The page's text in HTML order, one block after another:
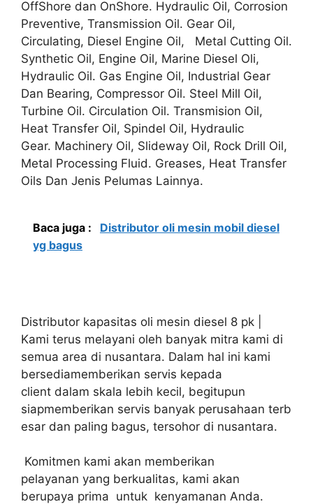
OffShore dan OnShore. Hydraulic Oil, Corrosion
Preventive, Transmission Oil. Gear Oil,
Circulating, Diesel Engine Oil, Metal Cutting Oil.
Synthetic Oil, Engine Oil, Marine Diesel Oli,
Hydraulic Oil. Gas Engine Oil, Industrial Gear
Dan Bearing, Compressor Oil. Steel Mill Oil,
Turbine Oil. Circulation Oil. Transmision Oil,
Heat Transfer Oil, Spindel Oil, Hydraulic
Gear. Machinery Oil, Slideway Oil, Rock Drill Oil,
Metal Processing Fluid. Greases, Heat Transfer
Oils Dan Jenis Pelumas Lainnya.
Baca juga :
Distributor oli mesin mobil diesel
yg bagus
Distributor kapasitas oli mesin diesel 8 pk |
Kami terus melayani oleh banyak mitra kami di
semua area di nusantara. Dalam hal ini kami
bersediamemberikan servis kepada
client dalam skala lebih kecil, begitupun
siapmemberikan servis banyak perusahaan terb
esar dan paling bagus, tersohor di nusantara.
Komitmen kami akan memberikan
pelayanan yang berkualitas, kami akan
berupaya prima untuk kenyamanan Anda.